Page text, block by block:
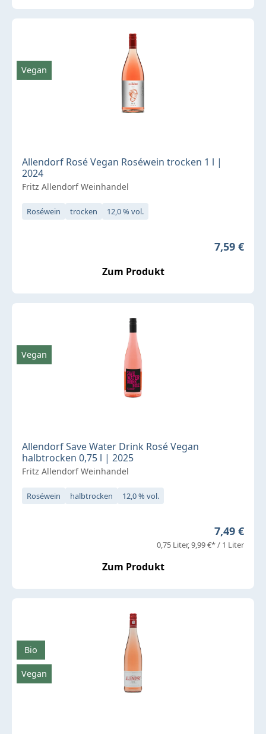
Allendorf Rosé Vegan Roséwein trocken 1 l |
2024
Fritz Allendorf Weinhandel
Roséwein trocken 12,0 % vol.
Regulärer
7,59 €
Zum Produkt
Vegan
Allendorf Save Water Drink Rosé Vegan
halbtrocken 0,75 l | 2025
Fritz Allendorf Weinhandel
Roséwein halbtrocken 12,0 % vol.
Regulärer
7,49 €
0,75 Liter 9,99 €* / 1 Liter
Zum Produkt
Vegan
Bio
Vegan